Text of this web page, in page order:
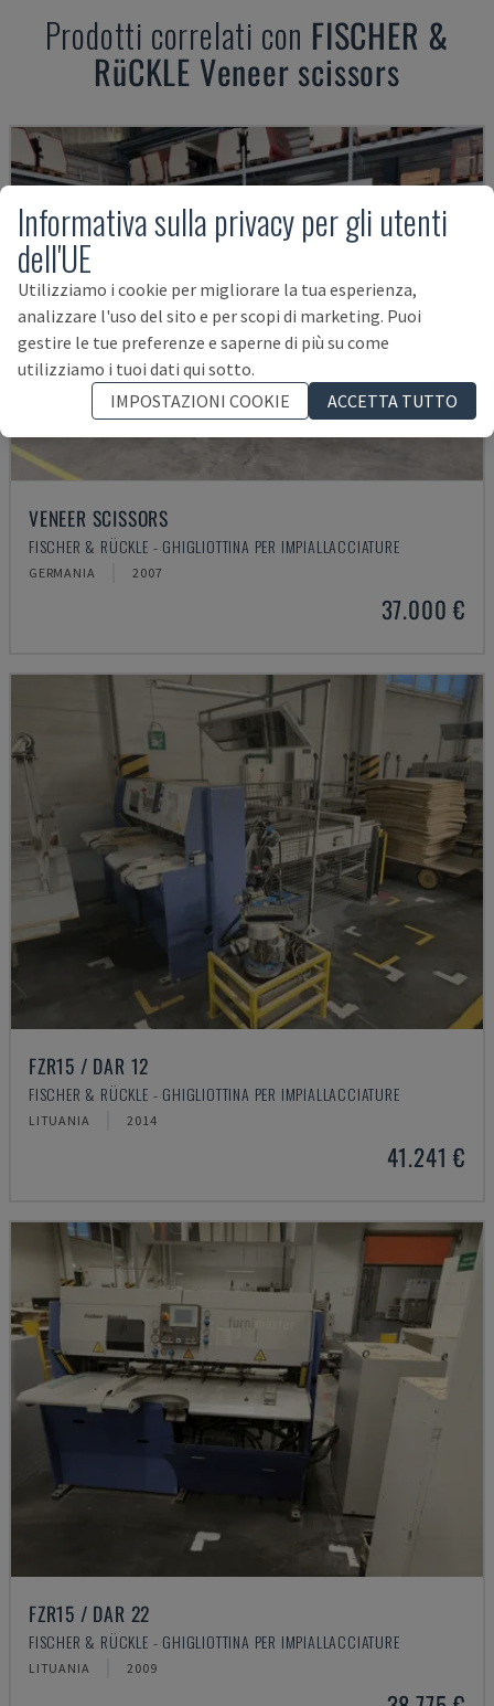
Prodotti correlati con FISCHER &
RüCKLE Veneer scissors
VENEER SCISSORS
FISCHER & RÜCKLE - GHIGLIOTTINA PER IMPIALLACCIATURE
GERMANIA 2007
37.000 €
FZR15 / DAR 12
FISCHER & RÜCKLE - GHIGLIOTTINA PER IMPIALLACCIATURE
LITUANIA 2014
41.241 €
FZR15 / DAR 22
FISCHER & RÜCKLE - GHIGLIOTTINA PER IMPIALLACCIATURE
LITUANIA 2009
Informativa sulla privacy per gli utenti
dell'UE
Utilizziamo i cookie per migliorare la tua esperienza,
analizzare l'uso del sito e per scopi di marketing. Puoi
gestire le tue preferenze e saperne di più su come
utilizziamo i tuoi dati qui sotto.
IMPOSTAZIONI COOKIE
ACCETTA TUTTO